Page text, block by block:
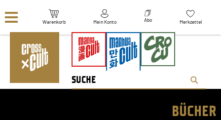
Warenkorb Mein Konto Abo Merkzettel
BÜCHER